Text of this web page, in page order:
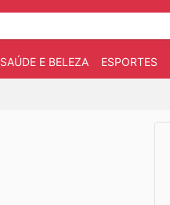
SAÚDE E BELEZA ESPORTES